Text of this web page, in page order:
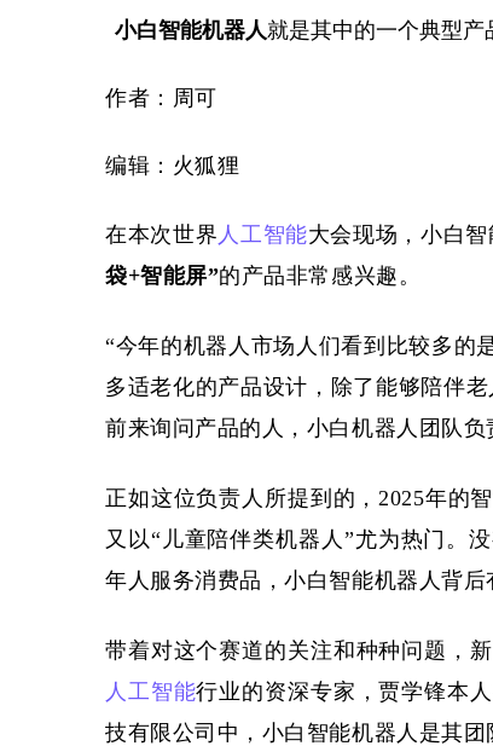
小白智能机器人就是其中的一个典型产
作者： 周可
编辑：火狐狸
在本次世界 人工智能大会现场，小白
袋+智能屏”的产品非常感兴趣。
“今年的机器人市场人们看到比较多的
多适老化的产品设计，除了能够陪伴
前来询问产品的人，小白机器人团队
正如这位负责人所提到的， 2025年的
又以“儿童陪伴类机器人”尤为热门。
年人服务消费品，小白智能机器人背后
带着对这个赛道的关注和种种问题，
人工智能行业的资深专家，贾学锋本
技有限公司中，小白智能机器人是其团